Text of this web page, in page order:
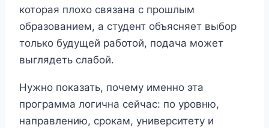
которая плохо связана с прошлым
образованием, а студент объясняет выбор
только будущей работой, подача может
выглядеть слабой.
Нужно показать, почему именно эта
программа логична сейчас: по уровню,
направлению, срокам, университету и